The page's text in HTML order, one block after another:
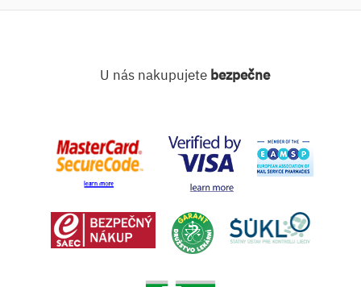
U nás nakupujete bezpečne